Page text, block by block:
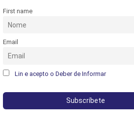
First name
Email
Lin e acepto o Deber de Informar